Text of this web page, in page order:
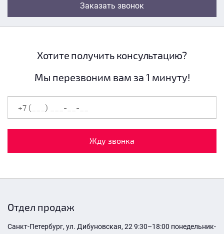
Заказать звонок
Хотите получить консультацию?
Мы перезвоним вам за 1 минуту!
Жду звонка
Отдел продаж
Санкт-Петербург, ул. Дибуновская, 22 9:30–18:00 понедельник-